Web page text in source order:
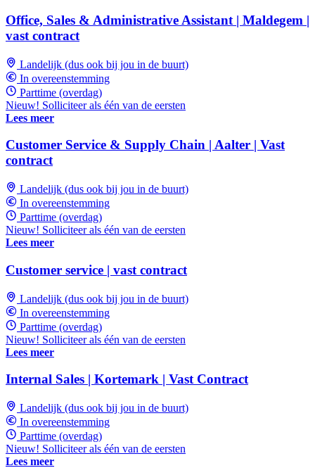
Office, Sales & Administrative Assistant | Maldegem |
vast contract
Landelijk (dus ook bij jou in de buurt)
In overeenstemming
Parttime (overdag)
Nieuw! Solliciteer als één van de eersten
Lees meer
Customer Service & Supply Chain | Aalter | Vast
contract
Landelijk (dus ook bij jou in de buurt)
In overeenstemming
Parttime (overdag)
Nieuw! Solliciteer als één van de eersten
Lees meer
Customer service | vast contract
Landelijk (dus ook bij jou in de buurt)
In overeenstemming
Parttime (overdag)
Nieuw! Solliciteer als één van de eersten
Lees meer
Internal Sales | Kortemark | Vast Contract
Landelijk (dus ook bij jou in de buurt)
In overeenstemming
Parttime (overdag)
Nieuw! Solliciteer als één van de eersten
Lees meer